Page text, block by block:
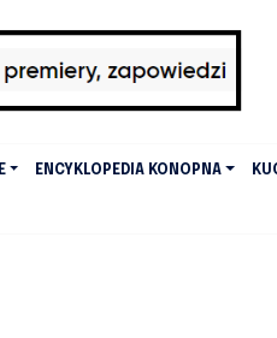
ENCYKLOPEDIA KONOPNA